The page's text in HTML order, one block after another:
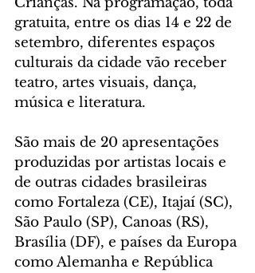
gratuita, entre os dias 14 e 22 de
setembro, diferentes espaços
culturais da cidade vão receber
teatro, artes visuais, dança,
música e literatura.
São mais de 20 apresentações
produzidas por artistas locais e
de outras cidades brasileiras
como Fortaleza (CE), Itajaí (SC),
São Paulo (SP), Canoas (RS),
Brasília (DF), e países da Europa
como Alemanha e República